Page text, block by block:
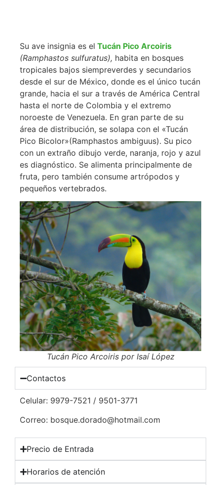
Su ave insignia es el Tucán Pico Arcoiris
(Ramphastos sulfuratus), habita en bosques
tropicales bajos siempreverdes y secundarios
desde el sur de México, donde es el único tucán
grande, hacia el sur a través de América Central
hasta el norte de Colombia y el extremo
noroeste de Venezuela. En gran parte de su
área de distribución, se solapa con el «Tucán
Pico Bicolor»(Ramphastos ambiguus). Su pico
con un extraño dibujo verde, naranja, rojo y azul
es diagnóstico. Se alimenta principalmente de
fruta, pero también consume artrópodos y
pequeños vertebrados.
Tucán Pico Arcoiris por Isaí López
Contactos
Celular: 9979-7521 / 9501-3771
Correo: bosque.dorado@hotmail.com
Precio de Entrada
Horarios de atención